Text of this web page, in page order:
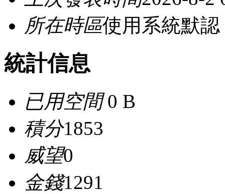
所在時區使用系統默認
統計信息
已用空間0 B
積分1853
威望0
金錢1291